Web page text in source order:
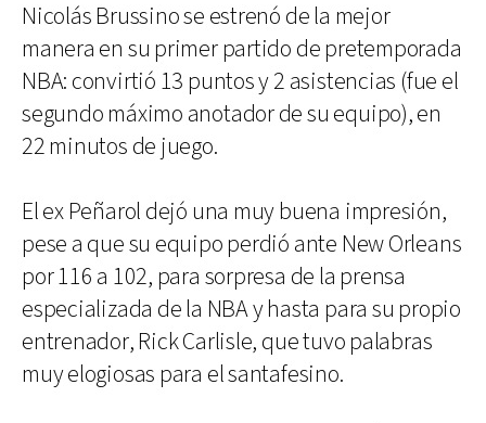
Nicolás Brussino se estrenó de la mejor
manera en su primer partido de pretemporada
NBA: convirtió 13 puntos y 2 asistencias (fue el
segundo máximo anotador de su equipo), en
22 minutos de juego.
El ex Peñarol dejó una muy buena impresión,
pese a que su equipo perdió ante New Orleans
por 116 a 102, para sorpresa de la prensa
especializada de la NBA y hasta para su propio
entrenador, Rick Carlisle, que tuvo palabras
muy elogiosas para el santafesino.